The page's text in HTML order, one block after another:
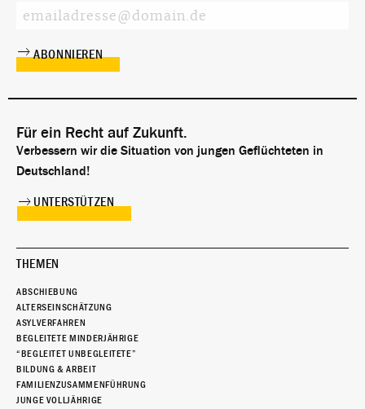
Für ein Recht auf Zukunft.
Verbessern wir die Situation von jungen Geflüchteten in
Deutschland!
UNTERSTÜTZEN
THEMEN
ABSCHIEBUNG
ALTERSEINSCHÄTZUNG
ASYLVERFAHREN
BEGLEITETE MINDERJÄHRIGE
“BEGLEITET UNBEGLEITETE”
BILDUNG & ARBEIT
FAMILIENZUSAMMENFÜHRUNG
JUNGE VOLLJÄHRIGE